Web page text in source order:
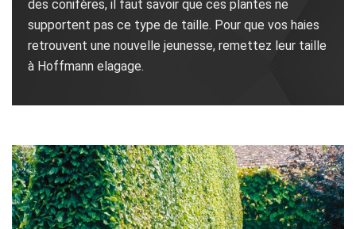
des conifères, il faut savoir que ces plantes ne
supportent pas ce type de taille. Pour que vos haies
retrouvent une nouvelle jeunesse, remettez leur taille
à Hoffmann elagage.